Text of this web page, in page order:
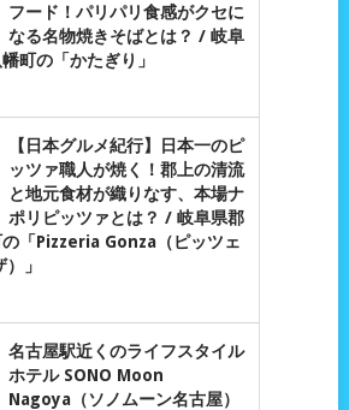
フード！パリパリ食感がクセに
なる名物焼きそばとは？ / 岐阜
町の「かたぎり」
【日本グルメ紀行】日本一のピ
ッツァ職人が焼く！郡上の清流
と地元食材が織りなす、本場ナ
ポリピッツァとは？ / 岐阜県郡
の「Pizzeria Gonza（ピッツェ
」
名古屋駅近くのライフスタイル
ホテル SONO Moon
Nagoya（ソノムーン名古屋）